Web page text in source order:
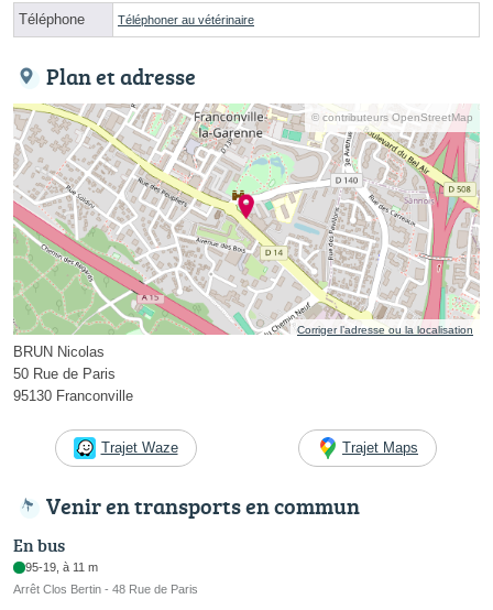
Téléphone Téléphoner au vétérinaire
Plan et adresse
© contributeurs OpenStreetMap
Corriger l’adresse ou la localisation
BRUN Nicolas
50 Rue de Paris
95130 Franconville
Trajet Waze Trajet Maps
Venir en transports en commun
En bus
95-19, à 11 m
Arrêt Clos Bertin - 48 Rue de Paris